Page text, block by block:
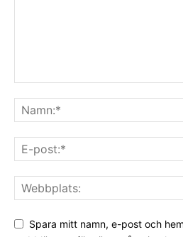
Spara mitt namn, e-post och